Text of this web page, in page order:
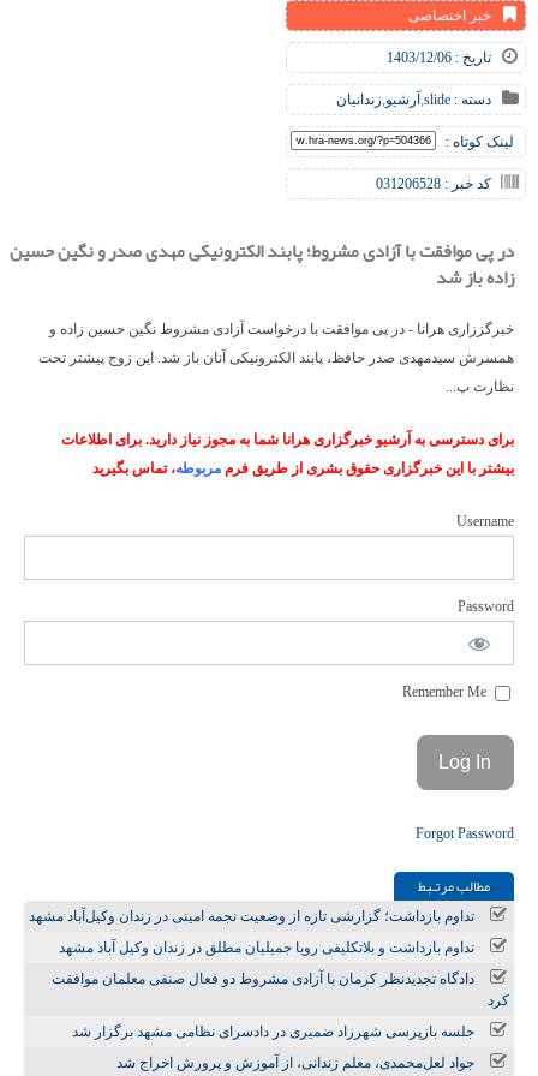
خبر اختصاصی
تاریخ : 1403/12/06
دسته : slide
,آرشیو,زندانیان
لینک کوتاه :
کد خبر : 031206528
در پی موافقت با آزادی مشروط؛ پابند الکترونیکی مهدی صدر و نگین حسین
زاده باز شد
خبرگززاری هرانا - در پی موافقت با درخواست آزادی مشروط نگین حسین زاده و
همسرش سیدمهدی صدر حافظ، پابند الکترونیکی آنان باز شد. این زوج پیشتر تحت
نظارت پ...
برای دسترسی به آرشیو خبرگزاری هرانا شما به مجوز نیاز دارید. برای اطلاعات
بیشتر با این خبرگزاری حقوق بشری از طریق فرم مربوطه، تماس بگیرید
Username
Password
Forgot Password
مطالب مرتـبط
تداوم بازداشت؛ گزارشی تازه از وضعیت نجمه امینی در زندان وکیل‌آباد مشهد
تداوم بازداشت و بلاتکلیفی رویا جمیلیان مطلق در زندان وکیل آباد مشهد
دادگاه تجدیدنظر کرمان با آزادی مشروط دو فعال صنفی معلمان موافقت
کرد
جلسه بازپرسی شهرزاد ضمیری در دادسرای نظامی مشهد برگزار شد
جواد لعل‌محمدی، معلم زندانی، از آموزش‌ و پرورش اخراج شد